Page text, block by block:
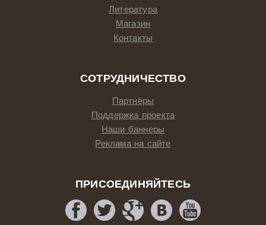
Литература
Магазин
Контакты
СОТРУДНИЧЕСТВО
Партнёры
Поддержка проекта
Наши баннеры
Реклама на сайте
ПРИСОЕДИНЯЙТЕСЬ